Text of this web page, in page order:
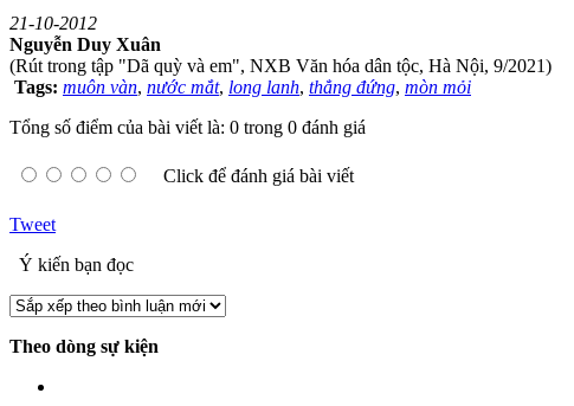
21-10-2012
Nguyễn Duy Xuân
(Rút trong tập "Dã quỳ và em", NXB Văn hóa dân tộc, Hà Nội, 9/2021)
Tags: muôn vàn, nước mắt, long lanh, thẳng đứng, mòn mỏi
Tổng số điểm của bài viết là: 0 trong 0 đánh giá
Click để đánh giá bài viết
Tweet
Ý kiến bạn đọc
Theo dòng sự kiện